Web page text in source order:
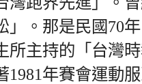
」。那是民國70
所主持的「台灣
1981年賽會運動